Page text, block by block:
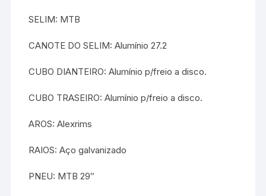
SELIM: MTB
CANOTE DO SELIM: Alumínio 27.2
CUBO DIANTEIRO: Alumínio p/freio a disco.
CUBO TRASEIRO: Alumínio p/freio a disco.
AROS: Alexrims
RAIOS: Aço galvanizado
PNEU: MTB 29″